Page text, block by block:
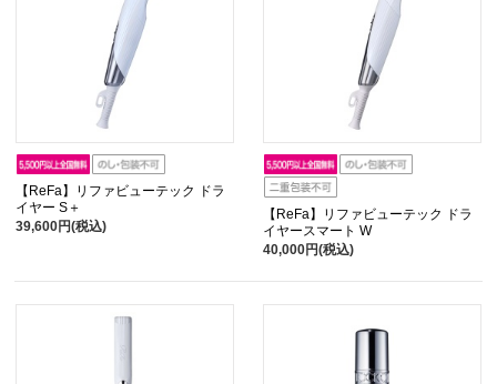
【ReFa】リファビューテック ドラ
イヤー S＋
39,600円(税込)
【ReFa】リファビューテック ドラ
イヤースマート W
40,000円(税込)